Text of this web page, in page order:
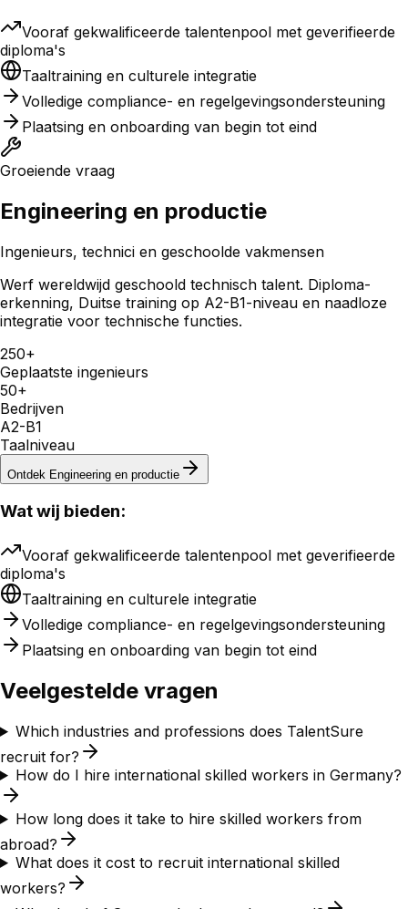
Vooraf gekwalificeerde talentenpool met geverifieerde
diploma's
Taaltraining en culturele integratie
Volledige compliance- en regelgevingsondersteuning
Plaatsing en onboarding van begin tot eind
Groeiende vraag
Engineering en productie
Ingenieurs, technici en geschoolde vakmensen
Werf wereldwijd geschoold technisch talent. Diploma-
erkenning, Duitse training op A2-B1-niveau en naadloze
integratie voor technische functies.
250+
Geplaatste ingenieurs
50+
Bedrijven
A2-B1
Taalniveau
Ontdek Engineering en productie
Wat wij bieden:
Vooraf gekwalificeerde talentenpool met geverifieerde
diploma's
Taaltraining en culturele integratie
Volledige compliance- en regelgevingsondersteuning
Plaatsing en onboarding van begin tot eind
Veelgestelde vragen
Which industries and professions does TalentSure
recruit for?
How do I hire international skilled workers in Germany?
How long does it take to hire skilled workers from
abroad?
What does it cost to recruit international skilled
workers?